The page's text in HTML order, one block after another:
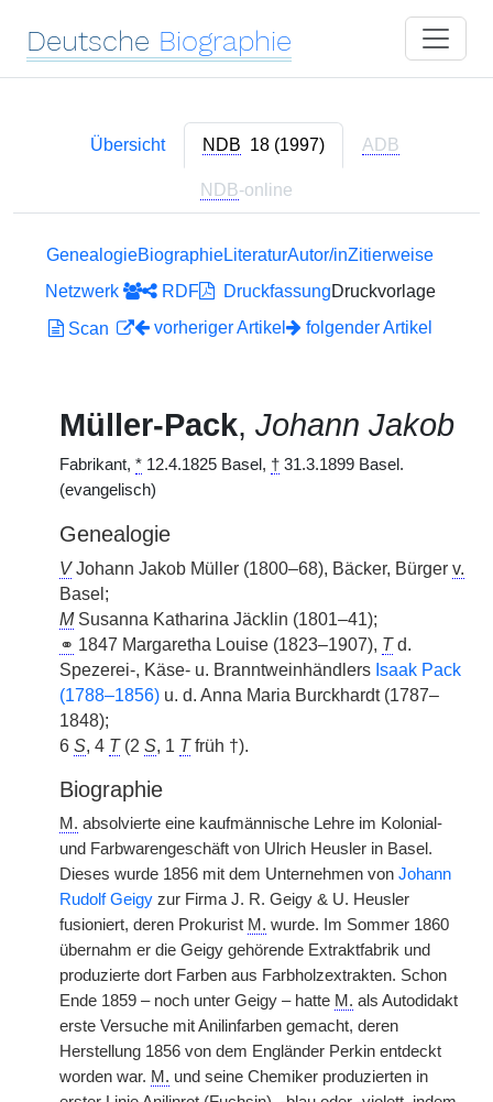
Deutsche Biographie
Übersicht NDB 18 (1997) ADB
NDB-online
GenealogieBiographieLiteraturAutor/inZitierweise
Netzwerk
RDF DruckfassungDruckvorlage
Scan
vorheriger Artikel folgender Artikel
Müller-Pack, Johann Jakob
Fabrikant, * 12.4.1825 Basel, † 31.3.1899 Basel.
(evangelisch)
Genealogie
VJohann Jakob Müller (1800–68), Bäcker, Bürger v.
Basel;
MSusanna Katharina Jäcklin (1801–41);
⚭ 1847 Margaretha Louise (1823–1907), Td.
Spezerei-, Käse- u. Branntweinhändlers Isaak Pack
(1788–1856) u. d. Anna Maria Burckhardt (1787–
1848);
6 S, 4 T(2 S, 1 Tfrüh †).
Biographie
M. absolvierte eine kaufmännische Lehre im Kolonial-
und Farbwarengeschäft von Ulrich Heusler in Basel.
Dieses wurde 1856 mit dem Unternehmen von Johann
Rudolf Geigy zur Firma J. R. Geigy & U. Heusler
fusioniert, deren Prokurist M. wurde. Im Sommer 1860
übernahm er die Geigy gehörende Extraktfabrik und
produzierte dort Farben aus Farbholzextrakten. Schon
Ende 1859 – noch unter Geigy – hatte M. als Autodidakt
erste Versuche mit Anilinfarben gemacht, deren
Herstellung 1856 von dem Engländer Perkin entdeckt
worden war. M. und seine Chemiker produzierten in